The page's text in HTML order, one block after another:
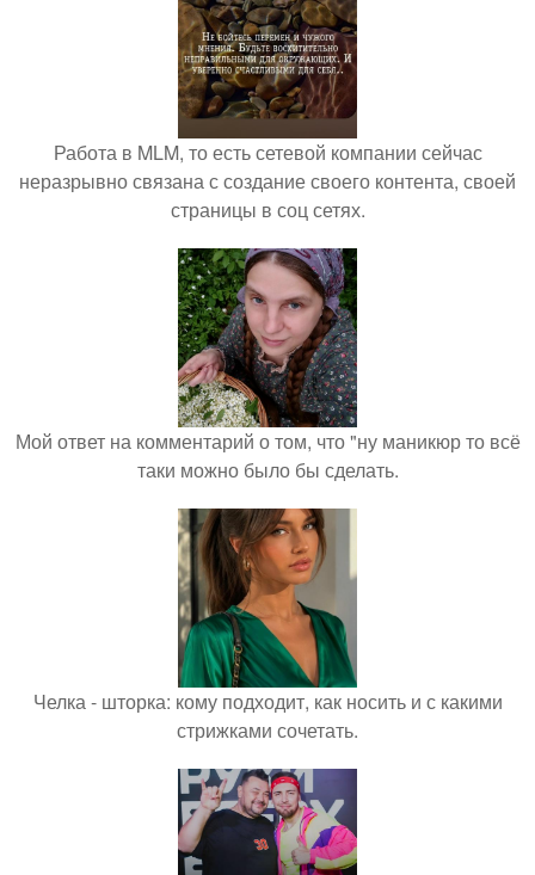
Работа в MLM, то есть сетевой компании сейчас
неразрывно связана с создание своего контента, своей
страницы в соц сетях.
Мой ответ на комментарий о том, что "ну маникюр то всё
таки можно было бы сделать.
Челка - шторка: кому подходит, как носить и с какими
стрижками сочетать.